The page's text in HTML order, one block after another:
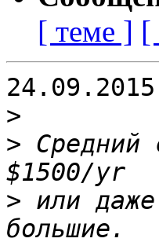
[ теме ] [
>
> Средний
> или